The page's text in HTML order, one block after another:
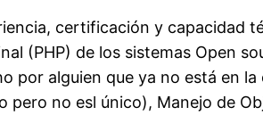
certificación y capacidad
(PHP) de los sistemas Open
por alguien que ya no está en
pero no esl único), Manejo de